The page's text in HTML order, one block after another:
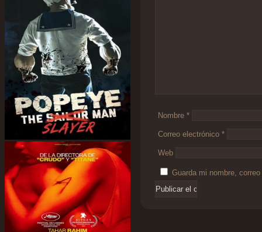
Nombre *
Correo electrónico *
Web
Guarda mi nombre,